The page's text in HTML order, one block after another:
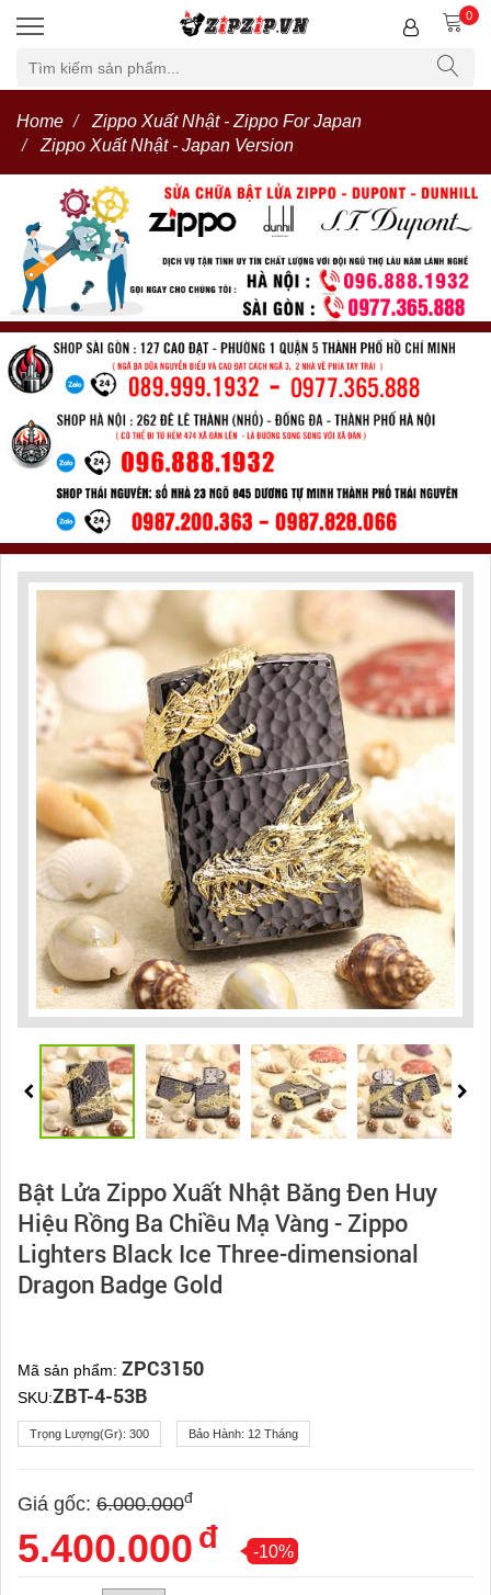
0
Home
Zippo Xuất Nhật - Zippo For Japan
Zippo Xuất Nhật - Japan Version
Bật Lửa Zippo Xuất Nhật Băng Đen Huy
Hiệu Rồng Ba Chiều Mạ Vàng - Zippo
Lighters Black Ice Three-dimensional
Dragon Badge Gold
Mã sản phẩm: ZPC3150
SKU:ZBT-4-53B
Trọng Lượng(gr): 300 Bảo Hành: 12 Tháng
Giá gốc: 6.000.000đ
5.400.000 đ -10%